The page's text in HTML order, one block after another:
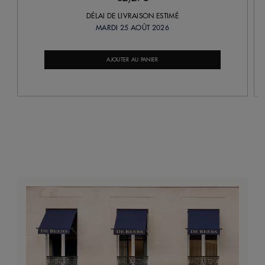
DÉLAI DE LIVRAISON ESTIMÉ
MARDI 25 AOÛT 2026
AJOUTER AU PANIER